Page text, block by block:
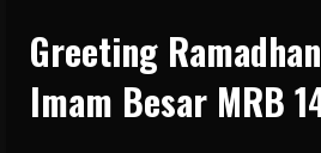
Greeting
Imam Besar MRB